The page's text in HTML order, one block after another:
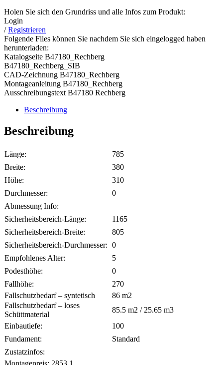
Holen Sie sich den Grundriss und alle Infos zum Produkt:
Login
/Registrieren
Folgende Files können Sie nachdem Sie sich eingelogged haben
herunterladen:
Katalogseite B47180_Rechberg
B47180_Rechberg_SIB
CAD-Zeichnung B47180_Rechberg
Montageanleitung B47180_Rechberg
Ausschreibungstext B47180 Rechberg
Beschreibung
Beschreibung
Länge:
785
Breite:
380
Höhe:
310
Durchmesser:
0
Abmessung Info:
Sicherheitsbereich-Länge:
1165
Sicherheitsbereich-Breite:
805
Sicherheitsbereich-Durchmesser: 0
Empfohlenes Alter:
5
Podesthöhe:
0
Fallhöhe:
270
Fallschutzbedarf – syntetisch
86 m2
Fallschutzbedarf – loses
Schüttmaterial
85.5 m2 / 25.65 m3
Einbautiefe:
100
Fundament:
Standard
Zustatzinfos: